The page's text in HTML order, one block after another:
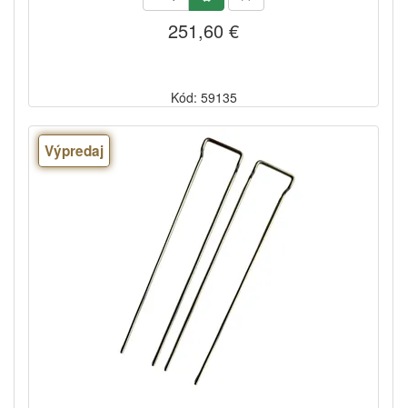
251,60 €
Kód: 59135
Výpredaj